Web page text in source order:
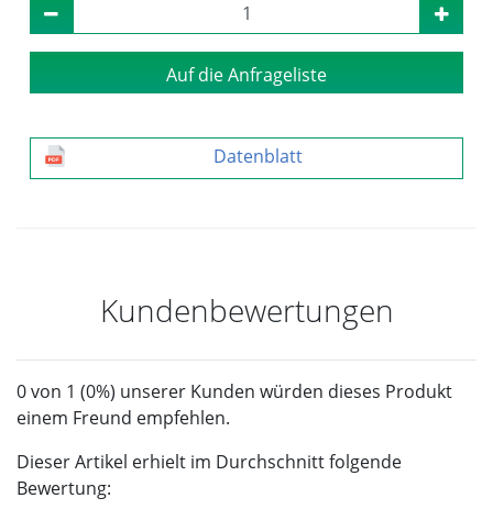
Auf die Anfrageliste
Datenblatt
Kundenbewertungen
0 von 1 (0%) unserer Kunden würden dieses Produkt
einem Freund empfehlen.
Dieser Artikel erhielt im Durchschnitt folgende
Bewertung: